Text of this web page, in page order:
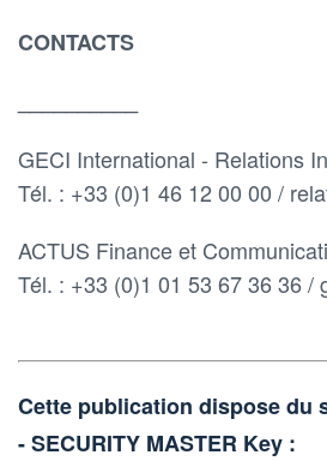
CONTACTS
GECI International - Relations
Tél. : +33 (0)1 46 12 00 00 /
ACTUS Finance et
Tél. : +33 (0)1 01 53 67 36 36 /
Cette publication dispose du
- SECURITY MASTER Key :